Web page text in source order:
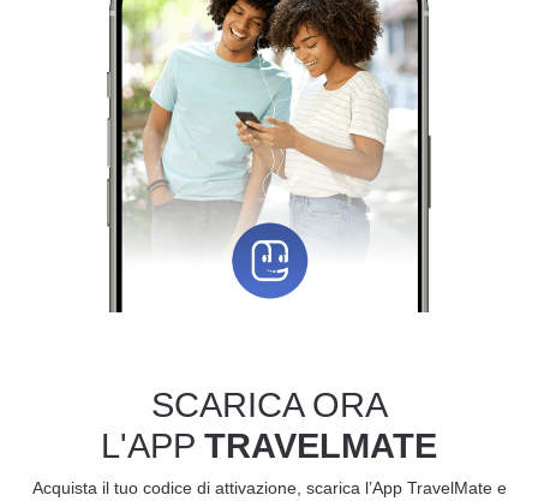
SCARICA ORA
L'APP TRAVELMATE
Acquista il tuo codice di attivazione, scarica l’App TravelMate e